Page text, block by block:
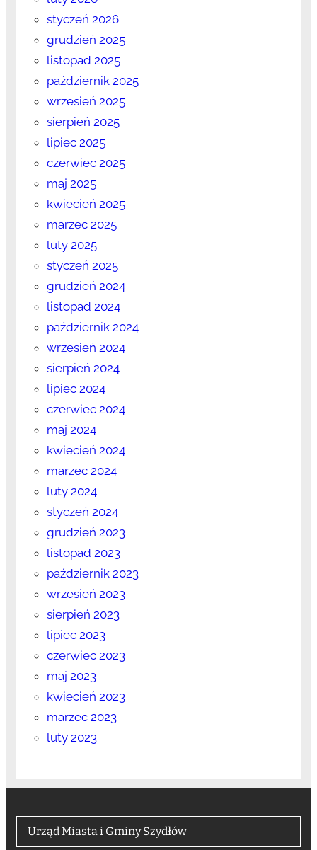
styczeń 2026
grudzień 2025
listopad 2025
październik 2025
wrzesień 2025
sierpień 2025
lipiec 2025
czerwiec 2025
maj 2025
kwiecień 2025
marzec 2025
luty 2025
styczeń 2025
grudzień 2024
listopad 2024
październik 2024
wrzesień 2024
sierpień 2024
lipiec 2024
czerwiec 2024
maj 2024
kwiecień 2024
marzec 2024
luty 2024
styczeń 2024
grudzień 2023
listopad 2023
październik 2023
wrzesień 2023
sierpień 2023
lipiec 2023
czerwiec 2023
maj 2023
kwiecień 2023
marzec 2023
luty 2023
Urząd Miasta i Gminy Szydłów